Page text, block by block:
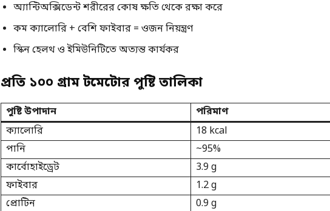
অ্যান্টিঅক্সিডেন্ট শরীরের কোষ ক্ষতি থেকে রক্ষা করে
কম ক্যালোরি + বেশি ফাইবার = ওজন নিয়ন্ত্রণ
স্কিন হেলথ ও ইমিউনিটিতে অত্যন্ত কার্যকর
প্রতি ১০০ গ্রাম টমেটোর পুষ্টি তালিকা
পুষ্টি উপাদান
পরিমাণ
ক্যালোরি
18 kcal
পানি
~95%
কার্বোহাইড্রেট
3.9 g
ফাইবার
1.2 g
প্রোটিন
0.9 g